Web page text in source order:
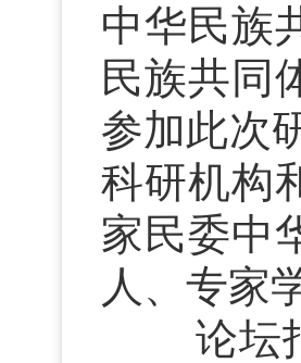
中华民族
民族共同
参加此次
科研机构
家民委中
人、专家
论坛指